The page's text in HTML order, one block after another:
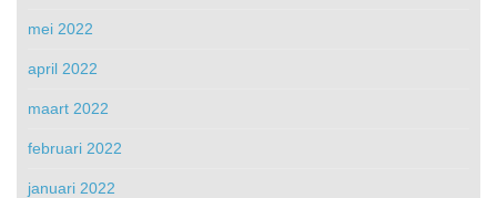
mei 2022
april 2022
maart 2022
februari 2022
januari 2022